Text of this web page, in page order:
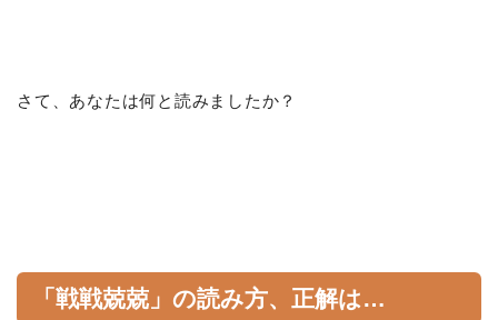
さて、あなたは何と読みましたか？
「戦戦兢兢」の読み方、正解は…